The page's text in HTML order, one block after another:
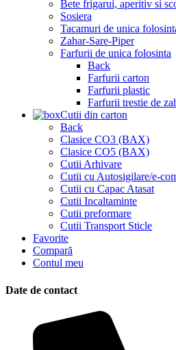
Bete frigarui, aperitiv si
Sosiera
Tacamuri de unica
Zahar-Sare-Piper
Farfurii de unica folosinta
Back
Farfurii carton
Farfurii plastic
Farfurii trestie de
Cutii din carton
Back
Clasice CO3 (BAX)
Clasice CO5 (BAX)
Cutii Arhivare
Cutii cu Autosigilare/e-
Cutii cu Capac Atasat
Cutii Incaltaminte
Cutii preformare
Cutii Transport Sticle
Favorite
Compară
Contul meu
Date de contact